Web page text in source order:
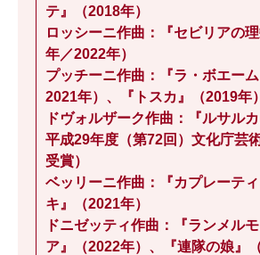
テ』（2018年）
ロッシーニ作曲：『セビリアの
年／2022年）
プッチーニ作曲：『ラ・ボエー
2021年）、『トスカ』（2019年）
ドヴォルザーク作曲：『ルサル
平成29年度（第72回）文化庁芸
受賞）
ベッリーニ作曲：『カプレーテ
キ』（2021年）
ドニゼッティ作曲：『ランメル
ア』（2022年）、『連隊の娘』